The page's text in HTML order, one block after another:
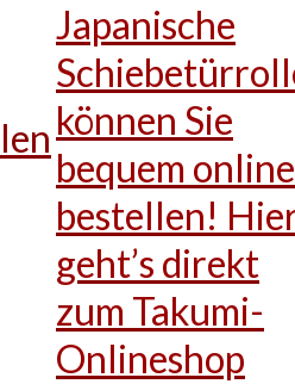
Japanische
können Sie
bequem online
bestellen!
geht’s direkt
zum Takumi-
Onlineshop